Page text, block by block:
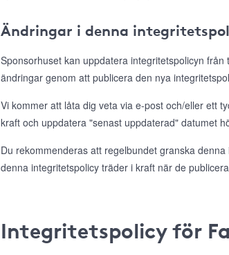
Ändringar i denna
Sponsorhuset kan uppdatera integritetspolicyn
ändringar genom att publicera den nya
Vi kommer att låta dig veta via e-post och/eller ett
kraft och uppdatera "senast uppdaterad" datumet
Du rekommenderas att regelbundet granska
denna integritetspolicy träder i kraft när de
Integritetspolicy för